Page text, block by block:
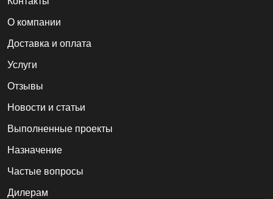
О компании
Доставка и оплата
Услуги
Отзывы
Новости и статьи
Выполненные проекты
Назначение
Частые вопросы
Дилерам